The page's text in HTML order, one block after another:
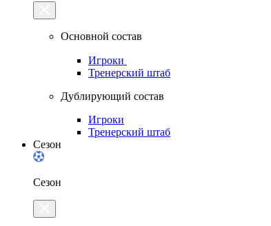
Основной состав
Игроки
Тренерский штаб
Дублирующий состав
Игроки
Тренерский штаб
Сезон
Сезон